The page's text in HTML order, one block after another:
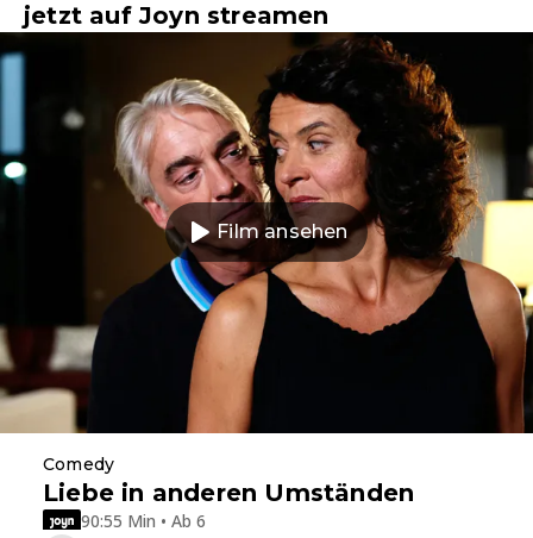
jetzt auf Joyn streamen
Film ansehen
Comedy
Liebe in anderen Umständen
90:55 Min • Ab 6